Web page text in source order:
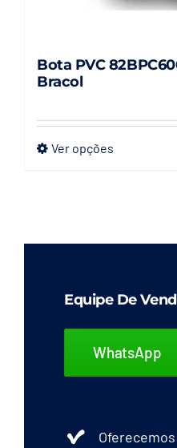
Bota PVC
Bracol
Ver opçõesEste
variantes.
opções
escolhidas
do
Equipe De
WhatsApp